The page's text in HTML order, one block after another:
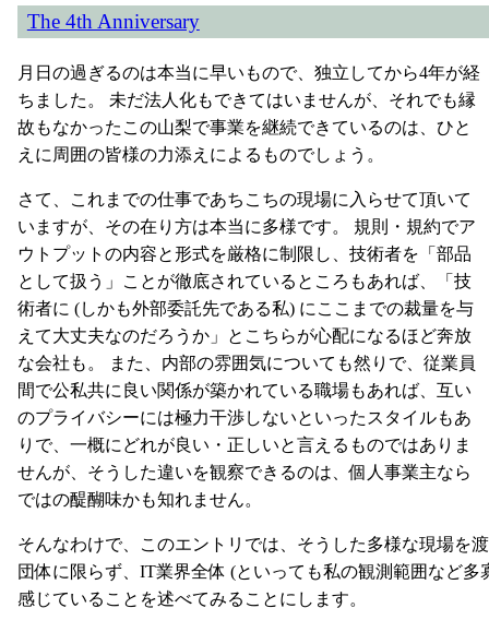
The 4th Anniversary
月日の過ぎるのは本当に早いもので、独立してから4年が経
ちました。 未だ法人化もできてはいませんが、それでも縁
故もなかったこの山梨で事業を継続できているのは、ひと
えに周囲の皆様の力添えによるものでしょう。
さて、これまでの仕事であちこちの現場に入らせて頂いて
いますが、その在り方は本当に多様です。 規則・規約でア
ウトプットの内容と形式を厳格に制限し、技術者を「部品
として扱う」ことが徹底されているところもあれば、「技
術者に (しかも外部委託先である私) にここまでの裁量を与
えて大丈夫なのだろうか」とこちらが心配になるほど奔放
な会社も。 また、内部の雰囲気についても然りで、従業員
間で公私共に良い関係が築かれている職場もあれば、互い
のプライバシーには極力干渉しないといったスタイルもあ
りで、一概にどれが良い・正しいと言えるものではありま
せんが、そうした違いを観察できるのは、個人事業主なら
ではの醍醐味かも知れません。
そんなわけで、このエントリでは、そうした多様な現場を
団体に限らず、IT業界全体 (といっても私の観測範囲など
感じていることを述べてみることにします。